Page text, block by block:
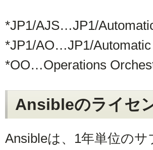
*JP1/AJS…JP1/
*JP1/AO…JP1/Automatic
*OO…Operations
Ansibleのライセ
Ansibleは、1年単位の